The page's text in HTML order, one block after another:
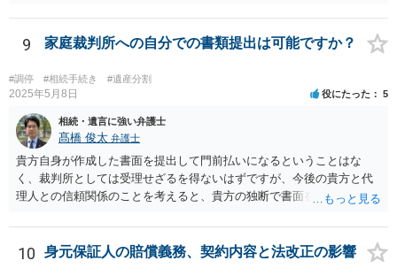
9 家庭裁判所への自分での書類提出は可能ですか？
#調停 #相続手続き #遺産分割
2025年5月8日 役にたった 5
相続・遺言に強い弁護士
髙橋 俊太 弁護士
貴方自身が作成した書面を提出して門前払いになるということはな
く、裁判所としては受理せざるを得ないはずですが、今後の貴方と代
理人との信頼関係のことを考えると、貴方の独断で書面を提出したり
士が主張書面の提出を渋っているようですが、弁護士として提出の実
益がないと考えている可能性もあると思いますので、そのあたりも含
めて、弁護士見解を確認等するためによく打ち合わせた方がよいと思
10 身元保証人の賠償義務、契約内容と法改正の影響